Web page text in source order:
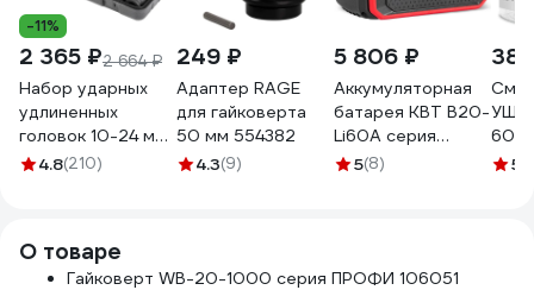
-11%
2 365 ₽2 664 ₽
Набор ударных
удлиненных
головок 10-24 мм,
1/2", 10 шт. AV
4.8(210)
249 ₽
Адаптер RAGE
для гайковерта
50 мм 554382
4.3(9)
5 806 ₽
Аккумуляторная
батарея КВТ B20-
Li60A серия
Профи 106057
5(8)
УШМ
5
О товаре
Гайковерт WB-20-1000 серия ПРОФИ 106051